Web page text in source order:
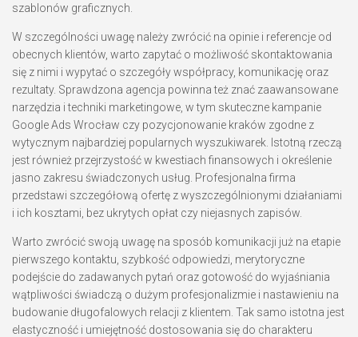
szablonów graficznych.
W szczególności uwagę należy zwrócić na opinie i referencje od
obecnych klientów, warto zapytać o możliwość skontaktowania
się z nimi i wypytać o szczegóły współpracy, komunikację oraz
rezultaty. Sprawdzona agencja powinna też znać zaawansowane
narzędzia i techniki marketingowe, w tym skuteczne kampanie
Google Ads Wrocław czy pozycjonowanie kraków zgodne z
wytycznym najbardziej popularnych wyszukiwarek. Istotną rzeczą
jest również przejrzystość w kwestiach finansowych i określenie
jasno zakresu świadczonych usług. Profesjonalna firma
przedstawi szczegółową ofertę z wyszczególnionymi działaniami
i ich kosztami, bez ukrytych opłat czy niejasnych zapisów.
Warto zwrócić swoją uwagę na sposób komunikacji już na etapie
pierwszego kontaktu, szybkość odpowiedzi, merytoryczne
podejście do zadawanych pytań oraz gotowość do wyjaśniania
wątpliwości świadczą o dużym profesjonalizmie i nastawieniu na
budowanie długofalowych relacji z klientem. Tak samo istotna jest
elastyczność i umiejętność dostosowania się do charakteru